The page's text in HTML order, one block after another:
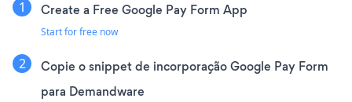
Create a Free Google Pay Form App
Start for free now
Copie o snippet de incorporação Google Pay Form
para Demandware